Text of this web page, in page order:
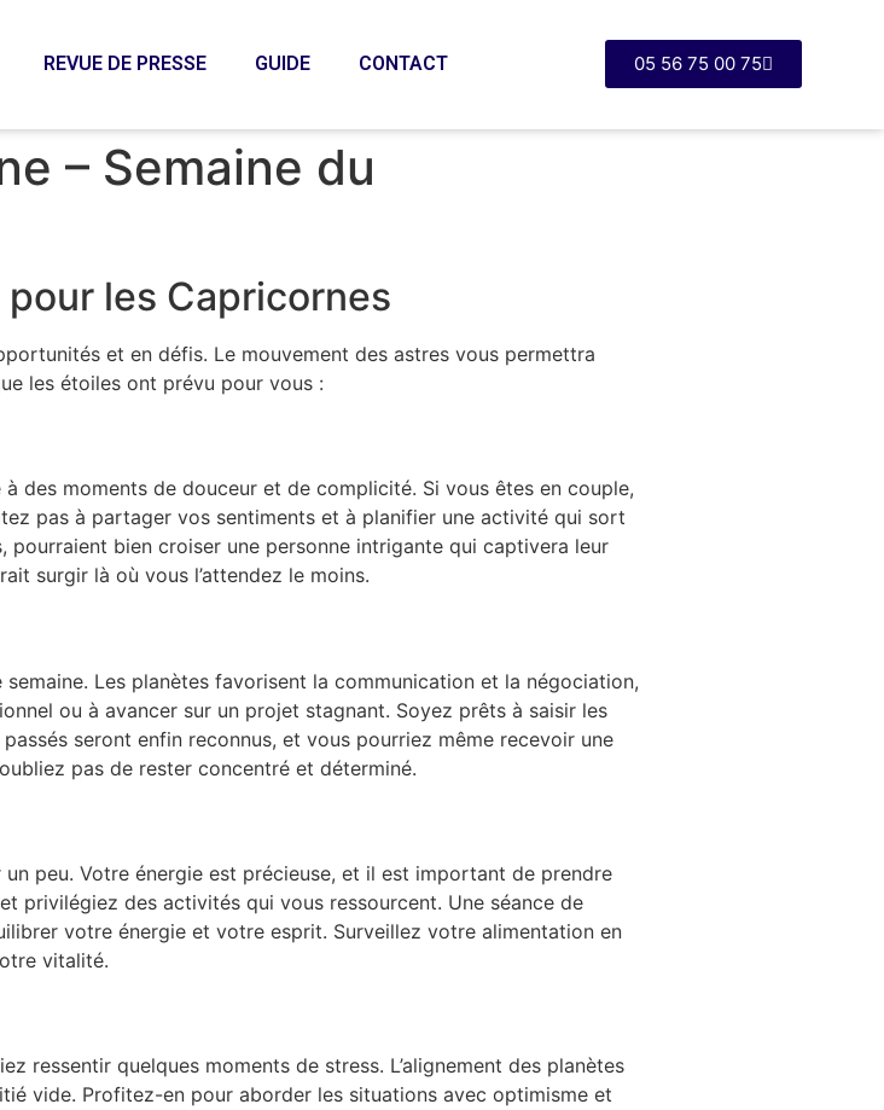
REVUE DE PRESSE GUIDE CONTACT 05 56 75 00 75
– Semaine du
les Capricornes
et en défis. Le mouvement des astres vous permettra
les étoiles ont prévu pour vous :
des moments de douceur et de complicité. Si vous êtes en couple,
pas à partager vos sentiments et à planifier une activité qui sort
pourraient bien croiser une personne intrigante qui captivera leur
surgir là où vous l’attendez le moins.
Les planètes favorisent la communication et la négociation,
ou à avancer sur un projet stagnant. Soyez prêts à saisir les
seront enfin reconnus, et vous pourriez même recevoir une
pas de rester concentré et déterminé.
peu. Votre énergie est précieuse, et il est important de prendre
privilégiez des activités qui vous ressourcent. Une séance de
votre énergie et votre esprit. Surveillez votre alimentation en
vitalité.
ressentir quelques moments de stress. L’alignement des planètes
vide. Profitez-en pour aborder les situations avec optimisme et